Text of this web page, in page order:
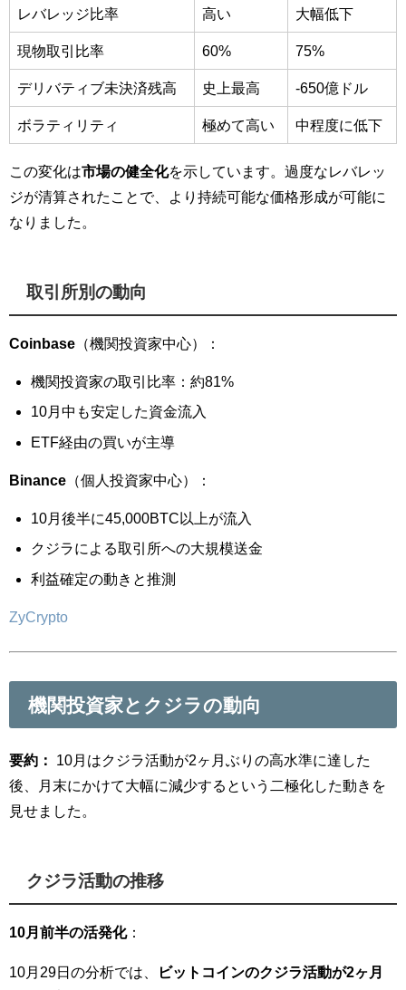
レバレッジ比率 高い 大幅低下
現物取引比率 60% 75%
デリバティブ未決済残高 史上最高 -650億ドル
ボラティリティ 極めて高い 中程度に低下
この変化は市場の健全化を示しています。過度なレバレッ
ジが清算されたことで、より持続可能な価格形成が可能に
なりました。
取引所別の動向
Coinbase （機関投資家中心）：
機関投資家の取引比率：約81%
10月中も安定した資金流入
ETF経由の買いが主導
Binance （個人投資家中心）：
10月後半に45,000BTC以上が流入
クジラによる取引所への大規模送金
利益確定の動きと推測
ZyCrypto
機関投資家とクジラの動向
要約：
10月はクジラ活動が2ヶ月ぶりの高水準に達した
後、月末にかけて大幅に減少するという二極化した動きを
見せました。
クジラ活動の推移
10月前半の活発化：
10月29日の分析では、
ビットコインのクジラ活動が2ヶ月